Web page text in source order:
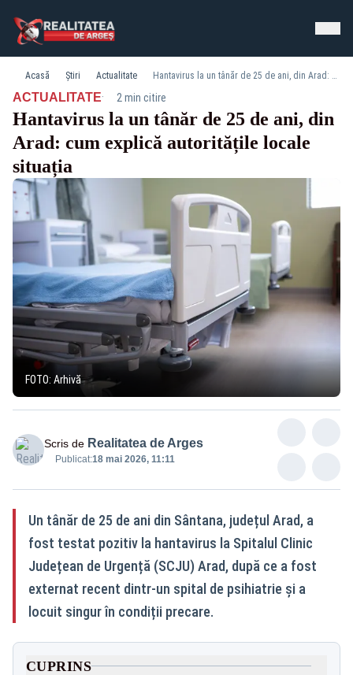
Acasă Știri Actualitate Hantavirus la un tânăr de 25 de ani, din Arad: cum explică autoritățile locale situația
ACTUALITATE· 2 min citire
Hantavirus la un tânăr de 25 de ani, din
Arad: cum explică autoritățile locale
situația
FOTO: Arhivă
Scris de Realitatea de Arges
Publicat:18 mai 2026, 11:11
Un tânăr de 25 de ani din Sântana, județul Arad, a
fost testat pozitiv la hantavirus la Spitalul Clinic
Județean de Urgență (SCJU) Arad, după ce a fost
externat recent dintr-un spital de psihiatrie și a
locuit singur în condiții precare.
CUPRINS